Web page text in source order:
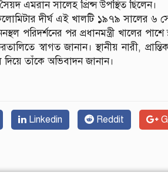
এমরান সালেহ প্রিন্স উপস্থিত ছিলেন।
দীর্ঘ এই খালটি ১৯৭৯ সালের ৬
পরিদর্শনের পর প্রধানমন্ত্রী খালের পাশে
স্বাগত জানান। স্থানীয় নারী,
তাঁকে অভিবাদন জানান।
Linkedin Reddit